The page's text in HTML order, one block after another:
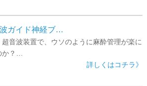
ガイド神経ブ…
超音波装置で、ウソのように麻酔管理が楽に
か？…
詳しくはコチラ》